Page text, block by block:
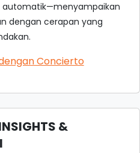
automatik—menyampaikan
dengan cerapan yang
Concierto
&